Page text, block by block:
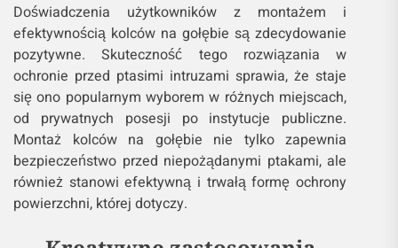
Doświadczenia użytkowników z montażem i
efektywnością kolców na gołębie są zdecydowanie
pozytywne. Skuteczność tego rozwiązania w
ochronie przed ptasimi intruzami sprawia, że staje
się ono popularnym wyborem w różnych miejscach,
od prywatnych posesji po instytucje publiczne.
Montaż kolców na gołębie nie tylko zapewnia
bezpieczeństwo przed niepożądanymi ptakami, ale
również stanowi efektywną i trwałą formę ochrony
powierzchni, której dotyczy.